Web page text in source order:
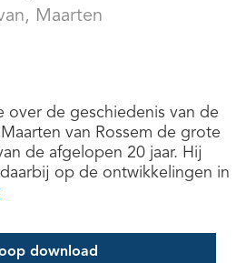
Maarten
over de geschiedenis van de
van Rossem de grote
de afgelopen 20 jaar. Hij
op de ontwikkelingen in
download